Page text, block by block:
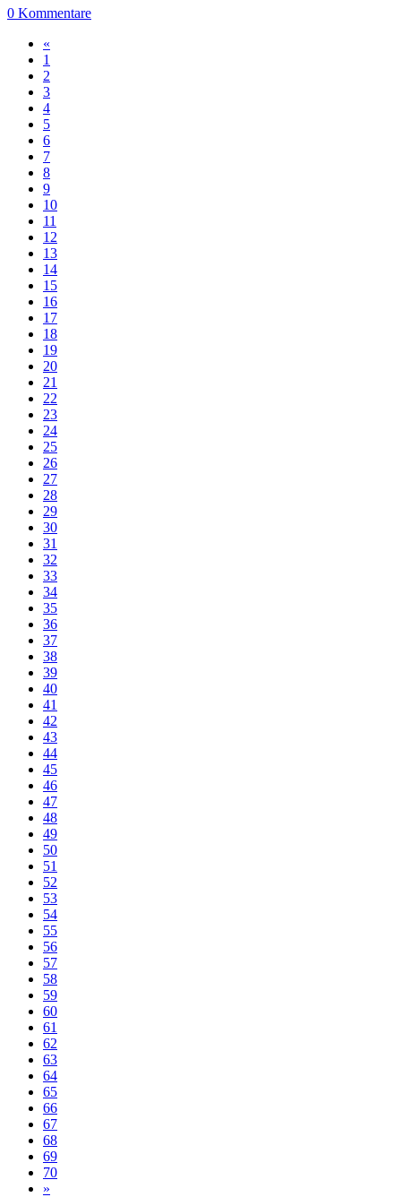
0 Kommentare
«
1
2
3
4
5
6
7
8
9
10
11
12
13
14
15
16
17
18
19
20
21
22
23
24
25
26
27
28
29
30
31
32
33
34
35
36
37
38
39
40
41
42
43
44
45
46
47
48
49
50
51
52
53
54
55
56
57
58
59
60
61
62
63
64
65
66
67
68
69
70
»